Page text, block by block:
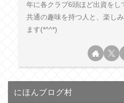
年に各クラブ6頭ほど出資をし
共通の趣味を持つ人と、楽し
ます(*^^*)
にほんブログ村